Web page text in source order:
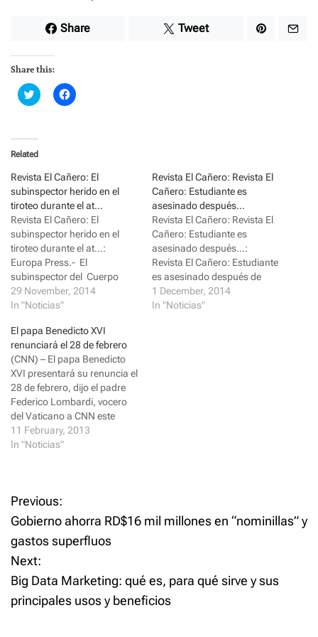
Share Tweet
Share this:
C
l
t
o
s
a
r
e
o
n
T
w
i
t
t
e
r
O
p
s
i
n
n
e
w
w
i
n
d
o
w
)
C
l
a
r
e
o
n
F
a
c
e
o
o
k
n
s
i
n
n
e
w
w
i
n
d
o
Related
Revista El Cañero: El
subinspector herido en el
tiroteo durante el at…
Revista El Cañero: El
subinspector herido en el
tiroteo durante el at...:
Europa Press.- El
subinspector del Cuerpo
Nacional de Policía que
resultó herido en un tiroteo
sucursal ba...
29 November, 2014
In "Noticias"
Revista El Cañero: Revista El
Cañero: Estudiante es
asesinado después…
Revista El Cañero: Revista El
Cañero: Estudiante es
asesinado después...:
Revista El Cañero: Estudiante
es asesinado después de
defender 2 niña... : Una
captura de pantalla de Tugce
1 December, 2014
In "Noticias"
El papa Benedicto XVI
renunciará el 28 de febrero
(CNN) – El papa Benedicto
XVI presentará su renuncia el
28 de febrero, dijo el padre
Federico Lombardi, vocero
del Vaticano a CNN este
lunes. El Papa, de 85 años de
edad, renuncia "a causa de
Católica. "Se necesita
fortaleza…
11 February, 2013
In "Noticias"
P
o
s
t
Previous:
Gobierno ahorra RD$16 mil millones en “nominillas” y
gastos superfluos
Next:
Big Data Marketing: qué es, para qué sirve y sus
principales usos y beneficios